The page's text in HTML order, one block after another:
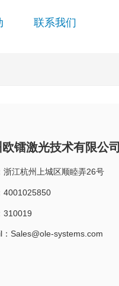
联系我们
镭激光技术有限公司
浙江杭州上城区顺睦弄26号
4001025850
310019
Sales@ole-systems.com